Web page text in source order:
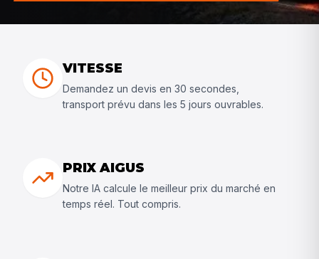
complètement ce casse-tête logistique. Notre
autonome combine un savoir-faire spécialisé avec la
VITESSE
Demandez un devis en 30 secondes,
transport prévu dans les 5 jours ouvrables.
PRIX AIGUS
Notre IA calcule le meilleur prix du marché en
temps réel. Tout compris.